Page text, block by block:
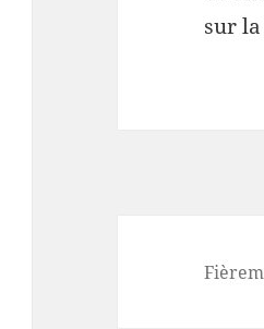
sur